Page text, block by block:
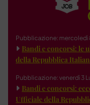
Pubblicazione: mercoledì
Bandi e concorsi: le
della Repubblica
Pubblicazione: venerdì 3
Bandi e concorsi:
Ufficiale della